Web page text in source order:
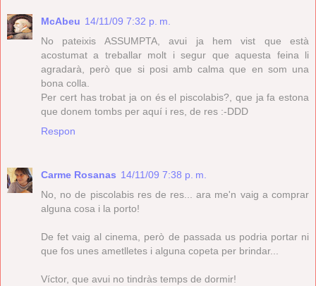
McAbeu 14/11/09 7:32 p. m.
No pateixis ASSUMPTA, avui ja hem vist que està
acostumat a treballar molt i segur que aquesta feina li
agradarà, però que si posi amb calma que en som una
bona colla.
Per cert has trobat ja on és el piscolabis?, que ja fa estona
que donem tombs per aquí i res, de res :-DDD
Respon
Carme Rosanas 14/11/09 7:38 p. m.
No, no de piscolabis res de res... ara me'n vaig a comprar
alguna cosa i la porto!
De fet vaig al cinema, però de passada us podria portar ni
que fos unes ametlletes i alguna copeta per brindar...
Víctor, que avui no tindràs temps de dormir!